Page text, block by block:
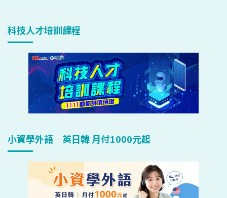
科技人才培訓課程
小資學外語｜英日韓 月付1000元起